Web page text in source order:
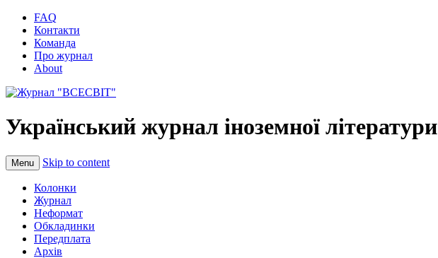
FAQ
Контакти
Команда
Про журнал
About
Український журнал іноземної літератури
Menu Skip to content
Колонки
Журнал
Неформат
Обкладинки
Передплата
Архів